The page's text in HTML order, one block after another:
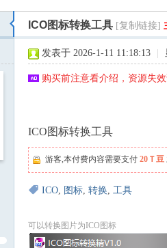
ICO图标转换工具 [复制链接]
发表于 2026-1-11 11:18:13
购买前注意看介绍，资源失
ICO图标转换工具
游客,本付费内容需要支付20Ｔ豆
ICO, 图标,转换,工具
可以转换图片为ICO图标